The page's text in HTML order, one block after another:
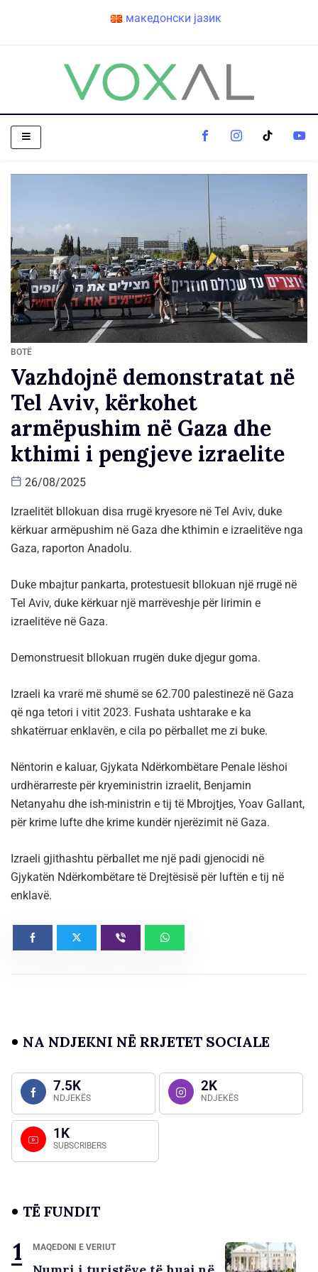
македонски јазик
BOTË
Vazhdojnë demonstratat në
Tel Aviv, kërkohet
armëpushim në Gaza dhe
kthimi i pengjeve izraelite
26/08/2025
Izraelitët bllokuan disa rrugë kryesore në Tel Aviv, duke
kërkuar armëpushim në Gaza dhe kthimin e izraelitëve nga
Gaza, raporton Anadolu.
Duke mbajtur pankarta, protestuesit bllokuan një rrugë në
Tel Aviv, duke kërkuar një marrëveshje për lirimin e
izraelitëve në Gaza.
Demonstruesit bllokuan rrugën duke djegur goma.
Izraeli ka vrarë më shumë se 62.700 palestinezë në Gaza
që nga tetori i vitit 2023. Fushata ushtarake e ka
shkatërruar enklavën, e cila po përballet me zi buke.
Nëntorin e kaluar, Gjykata Ndërkombëtare Penale lëshoi ​​
urdhërarreste për kryeministrin izraelit, Benjamin
Netanyahu dhe ish-ministrin e tij të Mbrojtjes, Yoav Gallant,
për krime lufte dhe krime kundër njerëzimit në Gaza.
Izraeli gjithashtu përballet me një padi gjenocidi në
Gjykatën Ndërkombëtare të Drejtësisë për luftën e tij në
enklavë.
NA NDJEKNI NË RRJETET SOCIALE
7.5K
NDJEKËS
2K
NDJEKËS
1K
SUBSCRIBERS
TË FUNDIT
MAQEDONI E VERIUT